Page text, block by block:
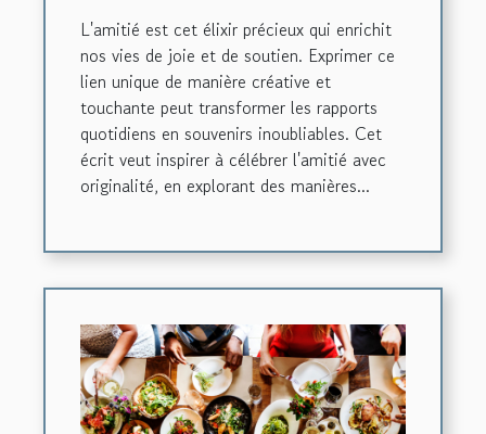
L'amitié est cet élixir précieux qui enrichit
nos vies de joie et de soutien. Exprimer ce
lien unique de manière créative et
touchante peut transformer les rapports
quotidiens en souvenirs inoubliables. Cet
écrit veut inspirer à célébrer l'amitié avec
originalité, en explorant des manières...